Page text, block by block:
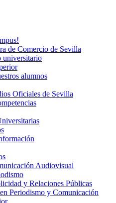
de Comercio de Sevilla
universitario
alumnos
Oficiales de Sevilla
Audiovisual
y Relaciones Públicas
Periodismo y Comunicación